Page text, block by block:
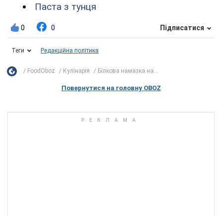
Паста з тунця
0 0 Підписатися
Теги Редакційна політика
FoodOboz Кулінарія Білкова намазка на...
Повернутися на головну OBOZ